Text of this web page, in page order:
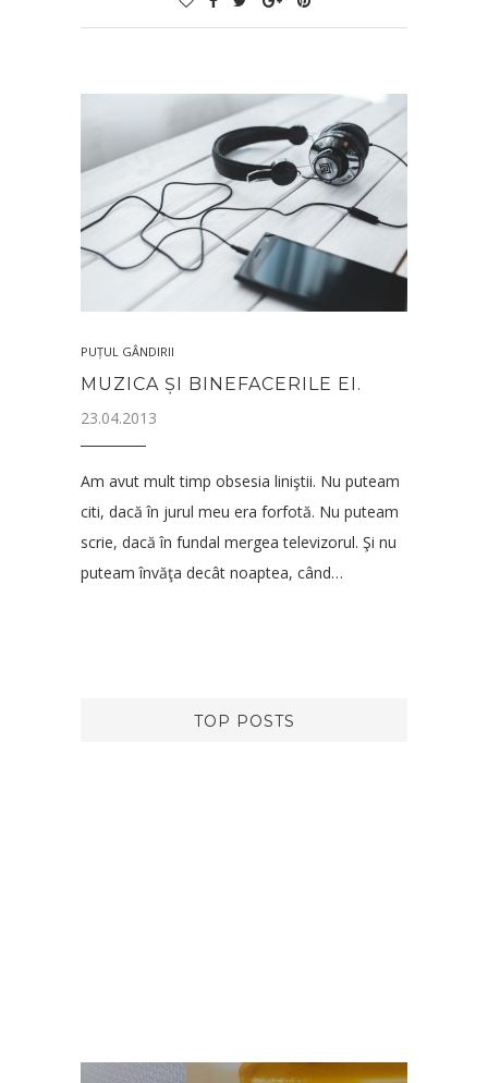
PUȚUL GÂNDIRII
MUZICA ȘI BINEFACERILE EI.
23.04.2013
Am avut mult timp obsesia liniştii. Nu puteam
citi, dacă în jurul meu era forfotă. Nu puteam
scrie, dacă în fundal mergea televizorul. Şi nu
puteam învăţa decât noaptea, când…
TOP POSTS